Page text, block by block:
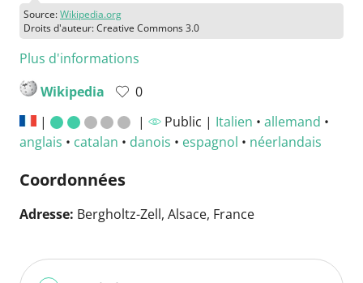
Source:Wikipedia.org
Droits d'auteur: Creative Commons 3.0
Plus d'informations
Wikipedia
0
|
| Public | Italien • allemand •
anglais • catalan • danois • espagnol • néerlandais
Coordonnées
Adresse: Bergholtz-Zell, Alsace, France